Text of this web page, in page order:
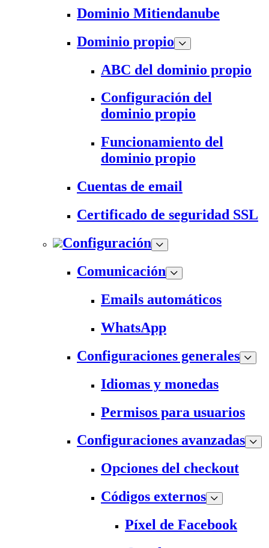
Dominio Mitiendanube
Dominio propio
ABC del dominio propio
Configuración del
dominio propio
Funcionamiento del
dominio propio
Cuentas de email
Certificado de seguridad SSL
Configuración
Comunicación
Emails automáticos
WhatsApp
Configuraciones generales
Idiomas y monedas
Permisos para usuarios
Configuraciones avanzadas
Opciones del checkout
Códigos externos
Píxel de Facebook